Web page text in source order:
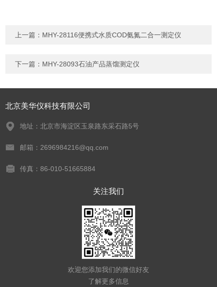
上一篇： MHY-28116便携式水质COD氨氮二合一测定仪
下一篇： MHY-28093石油产品蒸馏测定仪
北京美华仪科技有限公司
地址：北京市海淀区玉泉路东采石路5号
邮箱：2696984216@qq.com
传真：86-010-51665884
关注我们
欢迎您添加我们的微信好友
了解更多信息